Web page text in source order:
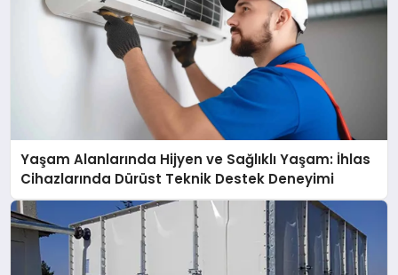
Yaşam Alanlarında Hijyen ve Sağlıklı Yaşam: İhlas
Cihazlarında Dürüst Teknik Destek Deneyimi